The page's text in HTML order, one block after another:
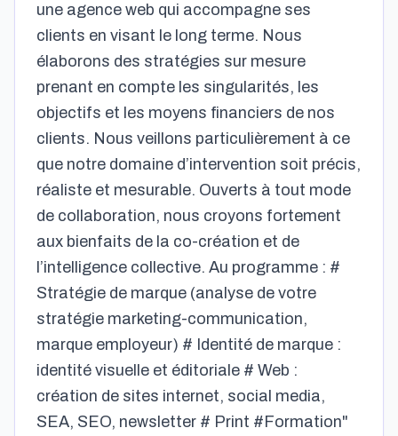
une agence web qui accompagne ses
clients en visant le long terme. Nous
élaborons des stratégies sur mesure
prenant en compte les singularités, les
objectifs et les moyens financiers de nos
clients. Nous veillons particulièrement à ce
que notre domaine d’intervention soit précis,
réaliste et mesurable. Ouverts à tout mode
de collaboration, nous croyons fortement
aux bienfaits de la co-création et de
l’intelligence collective. Au programme : #
Stratégie de marque (analyse de votre
stratégie marketing-communication,
marque employeur) # Identité de marque :
identité visuelle et éditoriale # Web :
création de sites internet, social media,
SEA, SEO, newsletter # Print #Formation"